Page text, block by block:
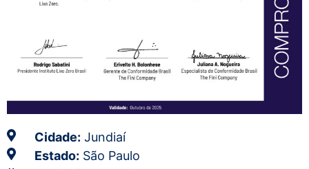
Cidade: Jundiaí
Estado: São Paulo